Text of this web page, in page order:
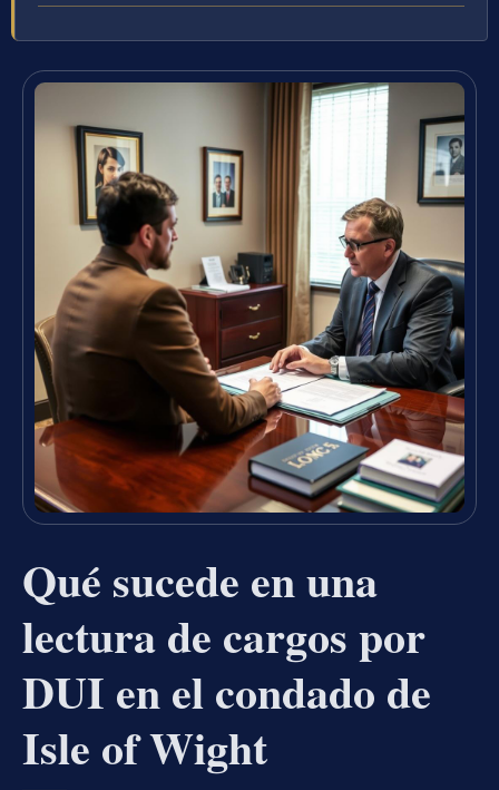
Qué sucede en una
lectura de cargos por
DUI en el condado de
Isle of Wight